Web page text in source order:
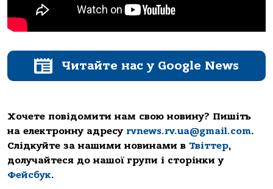
Читайте нас у Google News
Хочете повідомити нам свою новину? Пишіть
на електронну адресу rvnews.rv.ua@gmail.com.
Слідкуйте за нашими новинами в Твіттер,
долучайтеся до нашої групи і сторінки у
Фейсбук.